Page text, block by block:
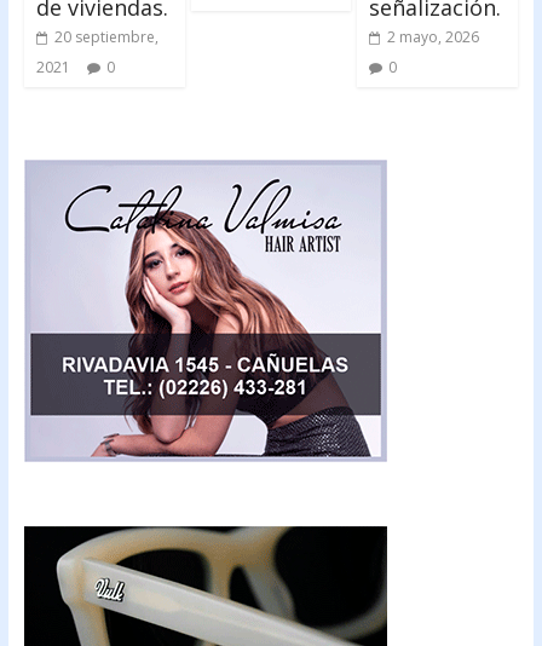
de viviendas.
20 septiembre,
2021
0
señalización.
2 mayo, 2026
0